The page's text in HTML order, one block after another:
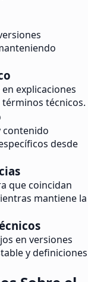
explicaciones
técnicos.
contenido
desde
que coincidan
mantiene la
en versiones
y definiciones